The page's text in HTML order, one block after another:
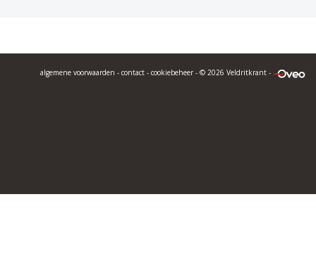
algemene voorwaarden - contact - cookiebeheer - © 2026 Veldritkrant -